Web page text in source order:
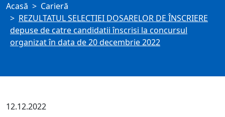
Acasă
Carieră
REZULTATUL SELECTIEI DOSARELOR DE ÎNSCRIERE
depuse de catre candidatii înscrisi la concursul
organizat în data de 20 decembrie 2022
12.12.2022